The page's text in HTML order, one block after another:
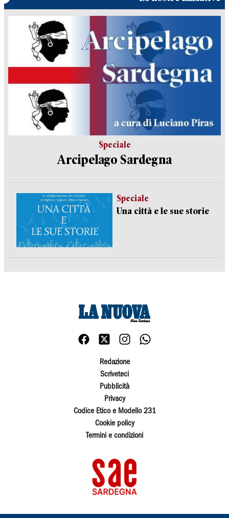
Speciale
Arcipelago Sardegna
Speciale
Una città e le sue storie
Redazione
Scriveteci
Pubblicità
Privacy
Codice Etico e Modello 231
Cookie policy
Termini e condizioni